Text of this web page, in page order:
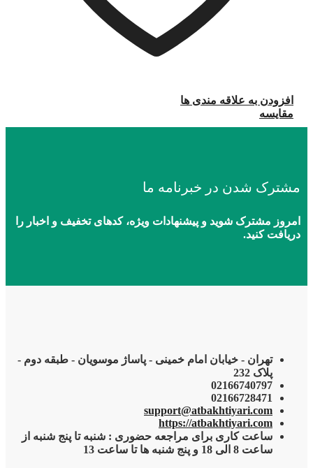
افزودن به علاقه مندی ها
مقایسه
مشترک شدن در خبرنامه ما
امروز مشترک شوید و پیشنهادات ویژه، کدهای تخفیف و اخبار را
دریافت کنید.
تهران - خیابان امام خمینی - پاساژ موسویان - طبقه دوم -
پلاک 232
02166740797
02166728471
support@atbakhtiyari.com
https://atbakhtiyari.com
ساعت کاری برای مراجعه حضوری : شنبه تا پنج شنبه از
ساعت 8 الی 18 و پنج شنبه ها تا ساعت 13